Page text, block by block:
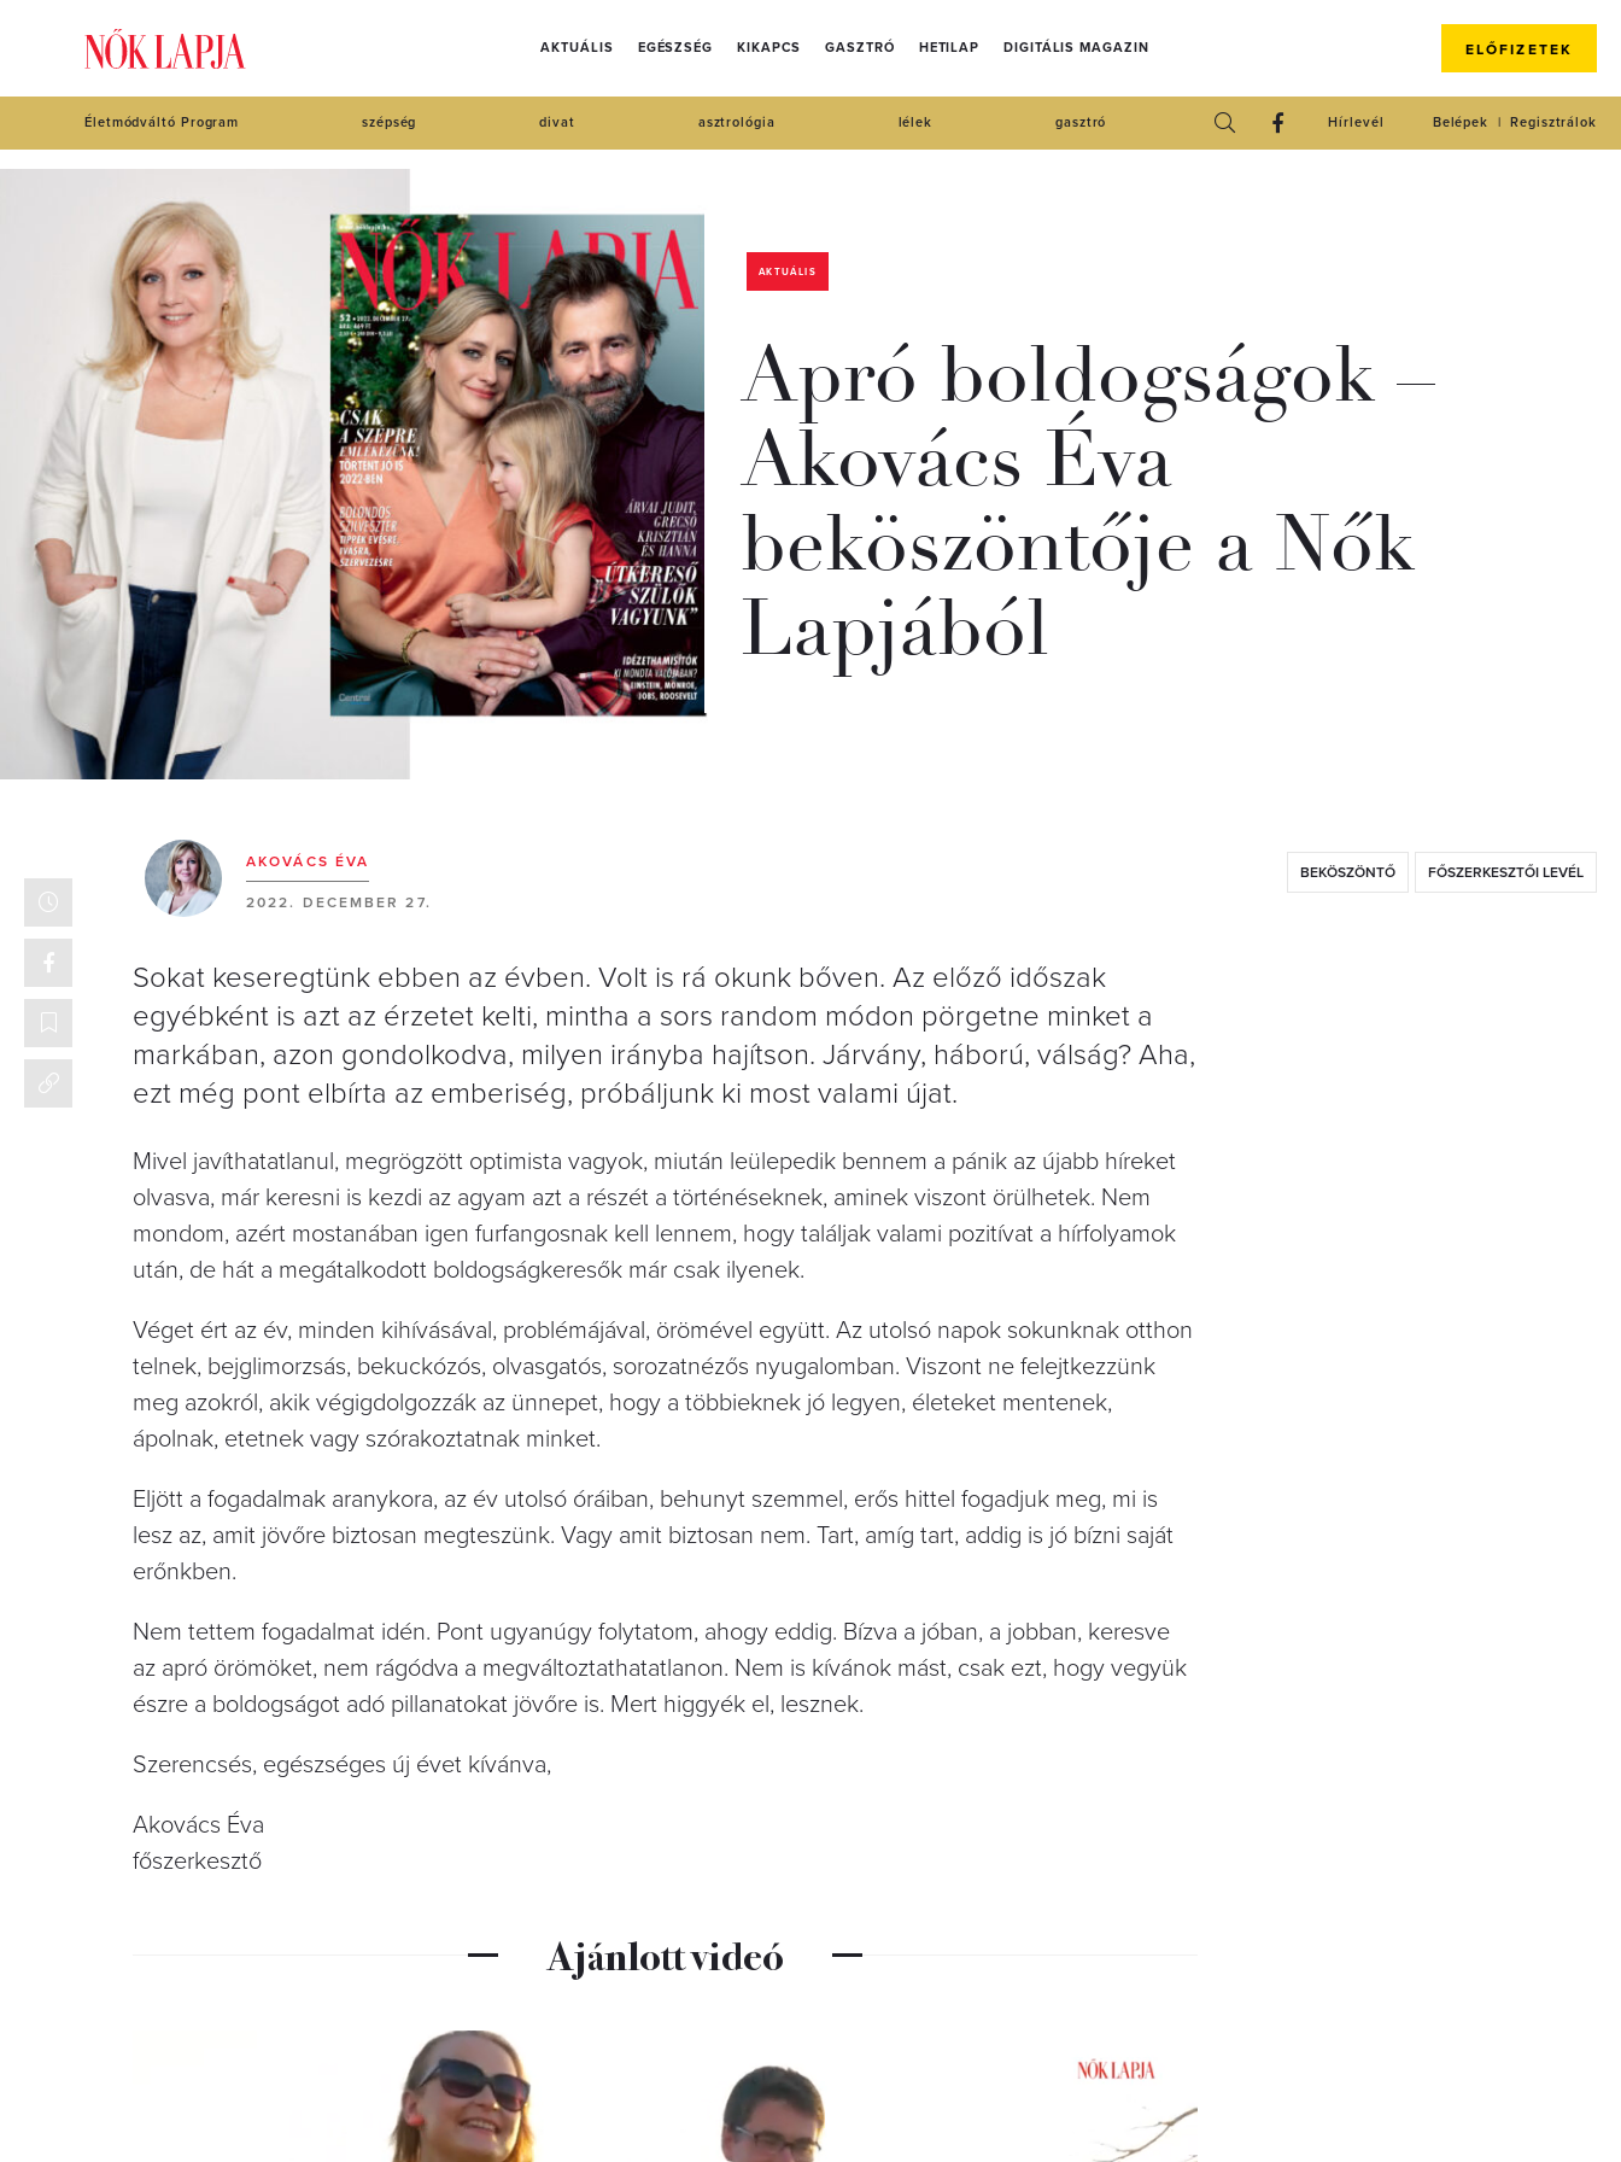
AKTUÁLIS EGÉSZSÉG KIKAPCS GASZTRÓ HETILAP DIGITÁLIS MAGAZIN ELŐFIZETEK
Életmódváltó Program szépség divat asztrológia lélek gasztró Regisztrálok
Belépek
Hírlevél
AKTUÁLIS
Apró boldogságok –
Akovács Éva
beköszöntője a Nők
Lapjából
AKOVÁCS ÉVA
2022. DECEMBER 27.
BEKÖSZÖNTŐ FŐSZERKESZTŐI LEVÉL
Sokat keseregtünk ebben az évben. Volt is rá okunk bőven. Az előző időszak
egyébként is azt az érzetet kelti, mintha a sors random módon pörgetne minket a
markában, azon gondolkodva, milyen irányba hajítson. Járvány, háború, válság? Aha,
ezt még pont elbírta az emberiség, próbáljunk ki most valami újat.
Mivel javíthatatlanul, megrögzött optimista vagyok, miután leülepedik bennem a pánik az újabb híreket
olvasva, már keresni is kezdi az agyam azt a részét a történéseknek, aminek viszont örülhetek. Nem
mondom, azért mostanában igen furfangosnak kell lennem, hogy találjak valami pozitívat a hírfolyamok
után, de hát a megátalkodott boldogságkeresők már csak ilyenek.
Véget ért az év, minden kihívásával, problémájával, örömével együtt. Az utolsó napok sokunknak otthon
telnek, bejglimor­zsás, bekuckózós, olvasgatós, sorozatnézős nyugalomban. Viszont ne felejtkezzünk
meg azokról, akik végigdolgozzák az ünnepet, hogy a többieknek jó legyen, életeket mentenek,
ápolnak, etetnek vagy szórakoztatnak minket.
Eljött a fogadalmak aranykora, az év utolsó óráiban, behunyt szemmel, erős hittel fogadjuk meg, mi is
lesz az, amit jövőre biztosan megteszünk. Vagy amit biztosan nem. Tart, amíg tart, addig is jó bízni saját
erőnkben.
Nem tettem fogadalmat idén. Pont ugyanúgy folytatom, ahogy eddig. Bízva a jóban, a jobban, keresve
az apró örömöket, nem rágódva a megváltoztathatatlanon. Nem is kívánok mást, csak ezt, hogy vegyük
észre a boldogságot adó pillanatokat jövőre is. Mert higgyék el, lesznek.
Szerencsés, egészséges új évet kívánva,
Akovács Éva
főszerkesztő
Ajánlott videó